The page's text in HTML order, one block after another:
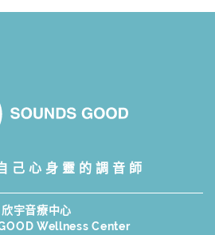
己心身靈的調音師
欣宇音療中心
Wellness Center